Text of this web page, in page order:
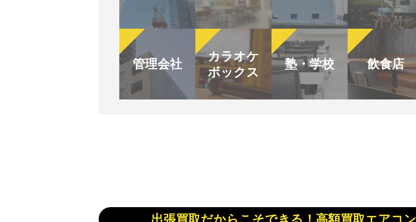
管理会社
カラオケ
ボックス
塾・学校 飲食店
出張買取だからこそできる！ 高額買取エアコン